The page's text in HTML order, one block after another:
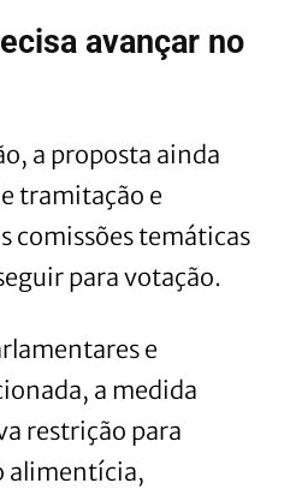
avançar no
a proposta ainda
tramitação e
comissões temáticas
para votação.
e
a medida
restrição para
alimentícia,